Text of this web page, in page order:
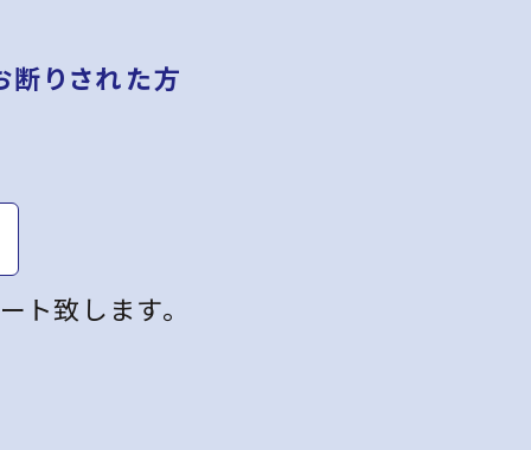
断りされた方
ト致します。